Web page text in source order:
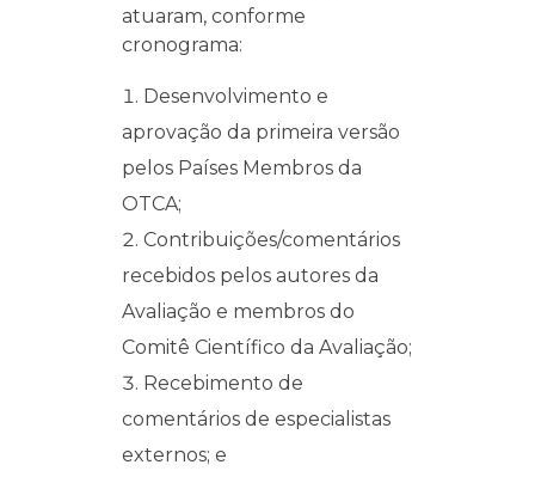
atuaram, conforme
cronograma:
Desenvolvimento e
aprovação da primeira versão
pelos Países Membros da
OTCA;
Contribuições/comentários
recebidos pelos autores da
Avaliação e membros do
Comitê Científico da Avaliação;
Recebimento de
comentários de especialistas
externos; e